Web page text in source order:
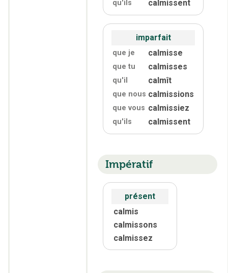
qu'ils calmissent
imparfait
que je calmisse
que tu calmisses
qu'il calmît
que nous calmissions
que vous calmissiez
qu'ils calmissent
Impératif
présent
calmis
calmissons
calmissez